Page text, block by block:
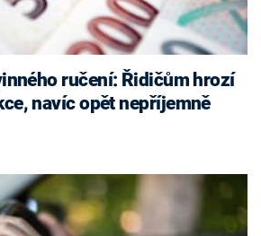
navíc opět nepříjemně